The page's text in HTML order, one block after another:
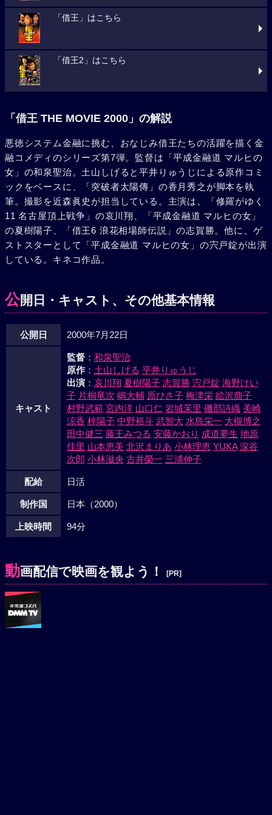
「借王」はこちら
「借王2」はこちら
「借王 THE MOVIE 2000」の解説
悪徳システム金融に挑む、おなじみ借王たちの活躍を描く金
融コメディのシリーズ第7弾。監督は「平成金融道 マルヒの
女」の和泉聖治。土山しげると平井りゅうじによる原作コミ
ックをベースに、「突破者太陽傳」の香月秀之が脚本を執
筆。撮影を近森眞史が担当している。主演は、「修羅がゆく
11 名古屋頂上戦争」の哀川翔、「平成金融道 マルヒの女」
の夏樹陽子、「借王6 浪花相場師伝説」の志賀勝。他に、ゲ
ストスターとして「平成金融道 マルヒの女」の宍戸錠が出演
している。キネコ作品。
公開日・キャスト、その他基本情報
公開日 2000年7月22日
キャスト
監督： 和泉聖治
原作： 土山しげる 平井りゅうじ
出演： 哀川翔 夏樹陽子 志賀勝 宍戸錠 海野けい
子 片桐竜次 嶋大輔 原ひさ子 梅津栄 絵沢萠子
村野武範 宮内洋 山口仁 岩城茉里 磯部詩織 美崎
涼香 梓陽子 中野裕斗 武智大 水島栄一 大槻博之
田中健三 藤王みつる 安藤かおり 成道夢生 地原
佳里 山本恵美 北沢まりあ 小林理恵 YUKA 深谷
次郎 小林滋央 古井榮一 三浦伸子
配給 日活
制作国 日本（2000）
上映時間 94分
動画配信で映画を観よう！ [PR]